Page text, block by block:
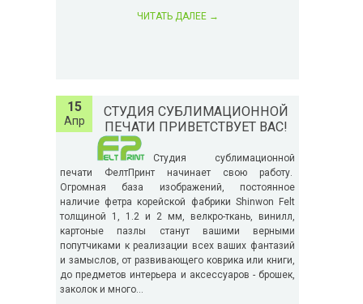
ЧИТАТЬ ДАЛЕЕ →
15
Апр
СТУДИЯ СУБЛИМАЦИОННОЙ
ПЕЧАТИ ПРИВЕТСТВУЕТ ВАС!
Студия сублимационной
печати ФелтПринт начинает свою работу.
Огромная база изображений, постоянное
наличие фетра корейской фабрики Shinwon Felt
толщиной 1, 1.2 и 2 мм, велкро-ткань, винилл,
картоные пазлы станут вашими верными
попутчиками к реализации всех ваших фантазий
и замыслов, от развивающего коврика или книги,
до предметов интерьера и аксессуаров - брошек,
заколок и много...